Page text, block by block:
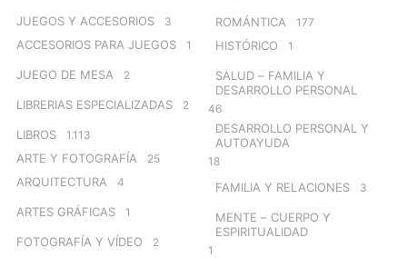
JUEGOS Y ACCESORIOS 3
ACCESORIOS PARA JUEGOS 1
JUEGO DE MESA 2
LIBRERIAS ESPECIALIZADAS 2
LIBROS 1.113
ARTE Y FOTOGRAFÍA 25
ARQUITECTURA 4
ARTES GRÁFICAS 1
FOTOGRAFÍA Y VÍDEO 2
ROMÁNTICA 177
HISTÓRICO 1
SALUD – FAMILIA Y
DESARROLLO PERSONAL
46
DESARROLLO PERSONAL Y
AUTOAYUDA
18
FAMILIA Y RELACIONES 3
MENTE – CUERPO Y
ESPIRITUALIDAD
1